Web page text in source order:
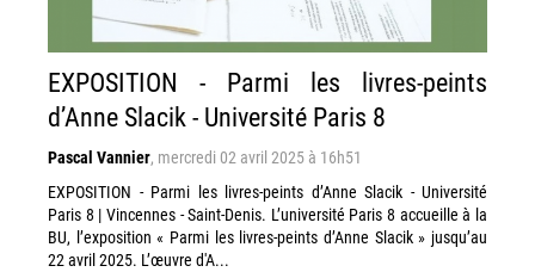
EXPOSITION - Parmi les livres-peints
d’Anne Slacik - Université Paris 8
Pascal Vannier, mercredi 02 avril 2025 à 16h51
EXPOSITION - Parmi les livres-peints d’Anne Slacik - Université
Paris 8 | Vincennes - Saint-Denis. L’université Paris 8 accueille à la
BU, l’exposition « Parmi les livres-peints d’Anne Slacik » jusqu’au
22 avril 2025. L’œuvre d'A...